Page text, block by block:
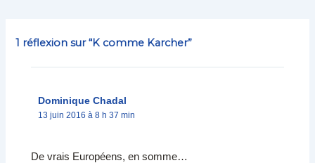
1 réflexion sur “K comme Karcher”
Dominique Chadal
13 juin 2016 à 8 h 37 min
De vrais Européens, en somme…